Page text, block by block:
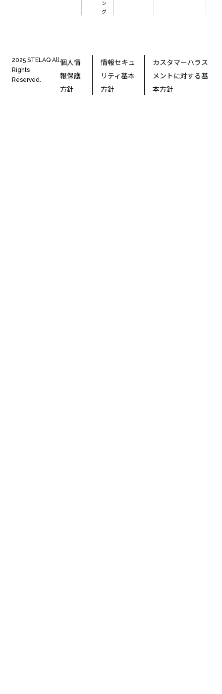
ン
グ
2025 STELAQ All
Rights
Reserved.
個人情
報保護
方針
情報セキュ
リティ基本
方針
カスタマーハラス
メントに対する基
本方針